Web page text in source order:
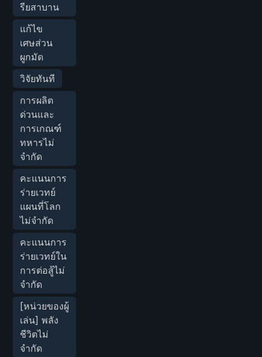
รียสาบาน
แก้ไข
เศษส่วน
ผูกมัด
วิจัยทันที
การผลิต
ด่วนและ
การเกณฑ์
ทหารไม่
จำกัด
คะแนนการ
ร่ายเวทย์
แผนที่โลก
ไม่จำกัด
คะแนนการ
ร่ายเวทย์ใน
การต่อสู้ไม่
จำกัด
[หน่วยของผู้
เล่น] พลัง
ชีวิตไม่
จำกัด